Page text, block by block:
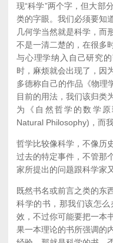
现“科学”两个字，但大部
类的字眼。我们必须要知
几何学当然就是科学，而
不是一清二楚的，在很多
与心理学纳入自己研究的
时，麻烦就会出现了，因
多德称自己的作品《物理
目前的用法，我们该归类
为《自然哲学的数学原
Natural Philosophy)，而
哲学比较像科学，不像历
过去的特定事件，不管那
家所提出的问题跟科学家
既然书名或前言之类的东
科学的书，那我们该怎
效，不过你可能要把一本
果一本理论的书所强调的